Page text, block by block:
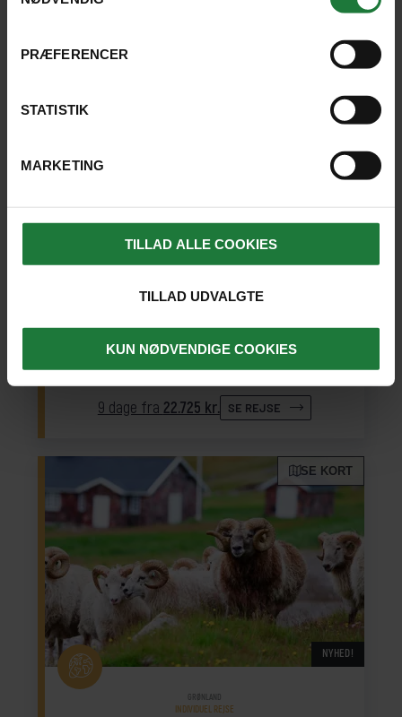
PRÆFERENCER
STATISTIK
MARKETING
TILLAD ALLE COOKIES
TILLAD UDVALGTE
KUN NØDVENDIGE COOKIES
NYHED!
Oplev Grønland på et smukt vintereventyr fra Ilulissat
over isen, snescooterture, sejlture i det arktiske hav –
Ilulissat (1 nat) Uummannaq(3) Ilulissat(3)
9 dage fra 22.725 kr. SE REJSE
SE KORT
NYHED!
GRØNLAND
INDIVIDUEL REJSE